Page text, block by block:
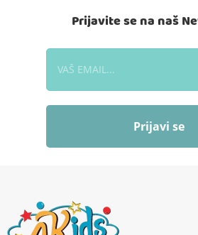
Prijavite se na naš
Prijavi se